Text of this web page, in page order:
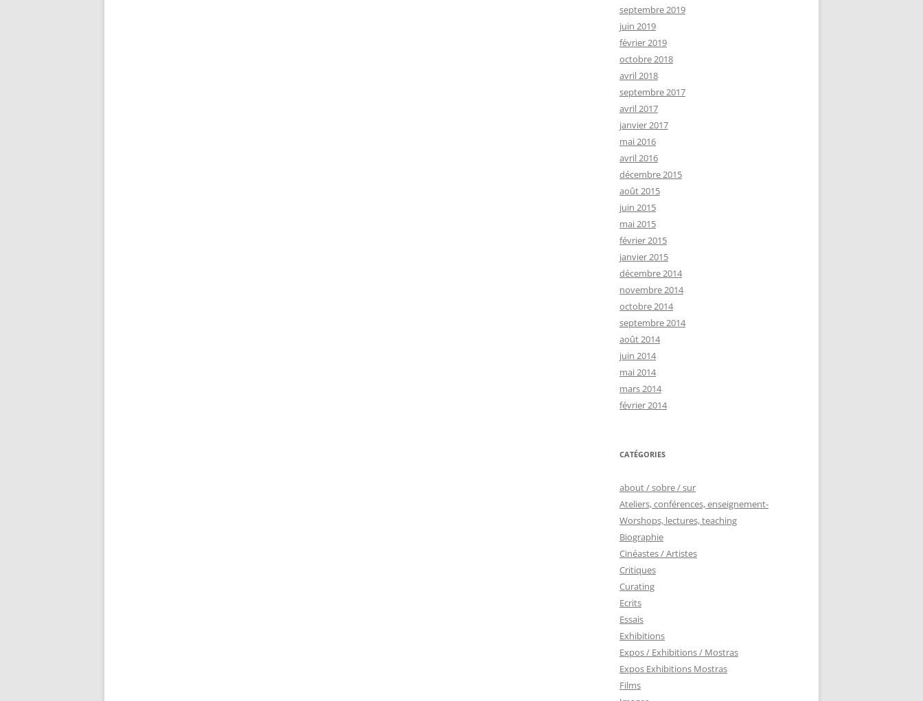
septembre 2019
juin 2019
février 2019
octobre 2018
avril 2018
septembre 2017
avril 2017
janvier 2017
mai 2016
avril 2016
décembre 2015
août 2015
juin 2015
mai 2015
février 2015
janvier 2015
décembre 2014
novembre 2014
octobre 2014
septembre 2014
août 2014
juin 2014
mai 2014
mars 2014
février 2014
CATÉGORIES
about / sobre / sur
Ateliers, conférences, enseignement-
Worshops, lectures, teaching
Biographie
Cinéastes / Artistes
Critiques
Curating
Ecrits
Essais
Exhibitions
Expos / Exhibitions / Mostras
Expos Exhibitions Mostras
Films